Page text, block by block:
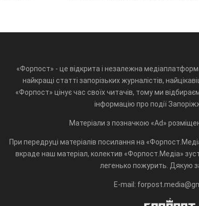
«Форпост» - це відкрита і незалежна
найкращі статті запорізьких журналістів,
«Форпост» цінує час своїх читачів, тому ми
інформацію про події
Матеріали з позначкою «Ad»
При передруці матеріалів посилання на
вкраде наш матеріал, колектив «Форпост.Медіа»
легенько пожурить. Дякую
E-mail: